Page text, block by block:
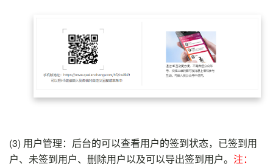
(3) 用户管理：后台的可以查看用户的签到状态，已签到用
户、未签到用户、删除用户以及可以导出签到用户。 注：